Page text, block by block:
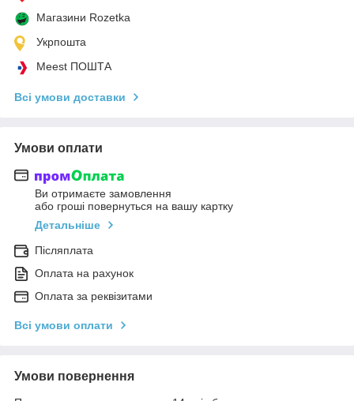
Магазини Rozetka
Укрпошта
Meest ПОШТА
Всі умови доставки
Умови оплати
Ви отримаєте замовлення
або гроші повернуться на вашу картку
Детальніше
Післяплата
Оплата на рахунок
Оплата за реквізитами
Всі умови оплати
Умови повернення